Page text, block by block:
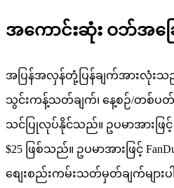
အကောင်းဆုံး ဝဘ်အခြ
အပြန်အလှန်တုံ့ပြန်ချက်အားလုံး
သွင်းကန့်သတ်ချက်၊ နေ့စဉ်/တစ်ပတ်
သင်ပြုလုပ်နိုင်သည်။ ဥပမာအားဖြ
$25 ဖြစ်သည်။ ဥပမာအားဖြင့်
စျေးစည်းကမ်းသတ်မှတ်ချက်မျာ